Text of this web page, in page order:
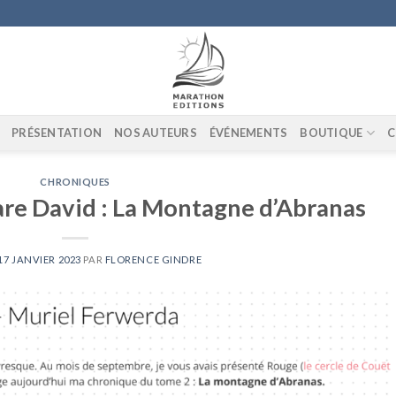
PRÉSENTATION NOS AUTEURS ÉVÉNEMENTS BOUTIQUE
CHRONIQUES
David : La Montagne d’Abranas
JANVIER 2023 PAR FLORENCE GINDRE